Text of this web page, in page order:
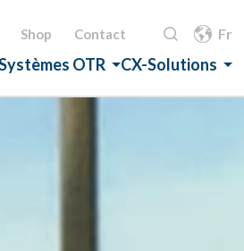
Shop Contact Fr
OTR CX-Solutions